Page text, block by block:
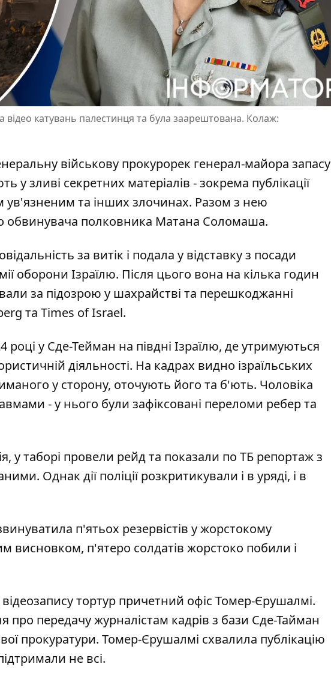
відео катувань палестинця та була заарештована. Колаж:
військову прокурорек генерал-майора запасу
у зливі секретних матеріалів - зокрема публікації
ув'язненим та інших злочинах. Разом з нею
обвинувача полковника Матана Соломаша.
за витік і подала у відставку з посади
оборони Ізраїлю. Після цього вона на кілька годин
за підозрою у шахрайстві та перешкоджанні
та Times of Israel.
році у Сде-Тейман на півдні Ізраїлю, де утримуються
діяльності. На кадрах видно ізраїльських
у сторону, оточують його та б'ють. Чоловіка
- у нього були зафіксовані переломи ребер та
у таборі провели рейд та показали по ТБ репортаж з
Однак дії поліції розкритикували і в уряді, і в
п'ятьох резервістів у жорстокому
висновком, п'ятеро солдатів жорстоко побили і
тортур причетний офіс Томер-Єрушалмі.
передачу журналістам кадрів з бази Сде-Тайман
прокуратури. Томер-Єрушалмі схвалила публікацію
не всі.